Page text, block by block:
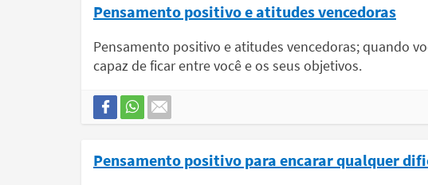
Pensamento positivo e atitudes vencedoras
Pensamento positivo e atitudes vencedoras; quando
capaz de ficar entre você e os seus objetivos.
Pensamento positivo para encarar qualquer